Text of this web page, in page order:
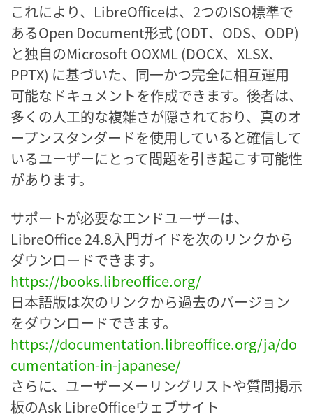
これにより、LibreOfficeは、2つのISO標準で
あるOpen Document形式 (ODT、ODS、ODP)
と独自のMicrosoft OOXML (DOCX、XLSX、
PPTX) に基づいた、同一かつ完全に相互運用
可能なドキュメントを作成できます。後者は、
多くの人工的な複雑さが隠されており、真のオ
ープンスタンダードを使用していると確信して
いるユーザーにとって問題を引き起こす可能性
があります。
サポートが必要なエンドユーザーは、
LibreOffice 24.8入門ガイドを次のリンクから
ダウンロードできます。
https://books.libreoffice.org/
日本語版は次のリンクから過去のバージョン
をダウンロードできます。
https://documentation.libreoffice.org/ja/do
cumentation-in-japanese/
さらに、ユーザーメーリングリストや質問掲示
板のAsk LibreOfficeウェブサイト